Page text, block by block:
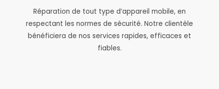
Réparation de tout type d’appareil mobile, en
respectant les normes de sécurité. Notre clientèle
bénéficiera de nos services rapides, efficaces et
fiables.